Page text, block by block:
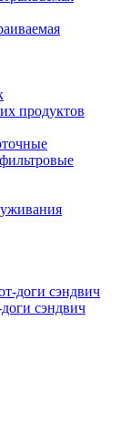
продуктов
сэндвич